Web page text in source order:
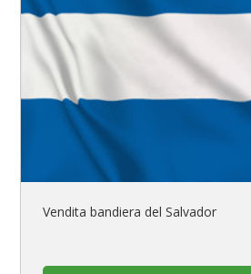
Vendita bandiera del Salvador